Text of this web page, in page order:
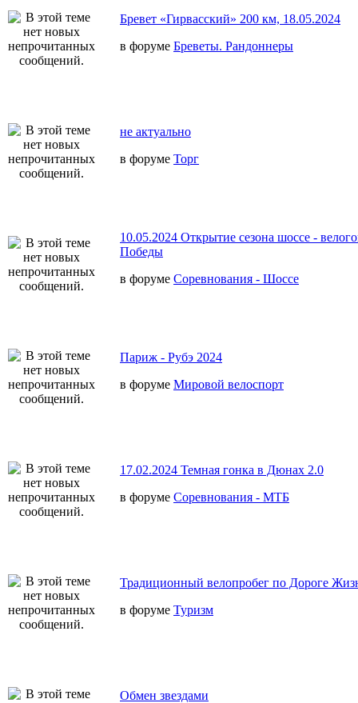
Бревет «Гирвасский» 200 км, 18.05.2024
в форуме Бреветы. Рандоннеры
не актуально
в форуме Торг
10.05.2024 Открытие сезона шоссе -
Победы
в форуме Соревнования - Шоссе
Париж - Рубэ 2024
в форуме Мировой велоспорт
17.02.2024 Темная гонка в Дюнах 2.0
в форуме Соревнования - МТБ
Традиционный велопробег по Дороге
в форуме Туризм
Обмен звездами